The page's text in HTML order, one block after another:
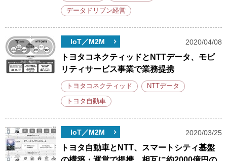
データドリブン経営
IoT／M2M 2020/04/08
トヨタコネクティッドとNTTデータ、モビ
リティサービス事業で業務提携
トヨタコネクティッド NTTデータ
トヨタ自動車
IoT／M2M 2020/03/25
トヨタ自動車とNTT、スマートシティ基盤